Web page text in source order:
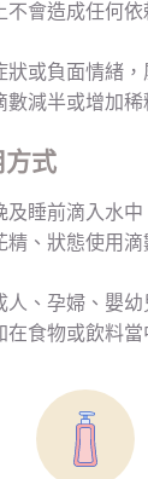
不會造成任何
狀或負面情緒
數減半或增加稀
方式
及睡前滴入水
精、狀態使用
人、孕婦、嬰
在食物或飲料當